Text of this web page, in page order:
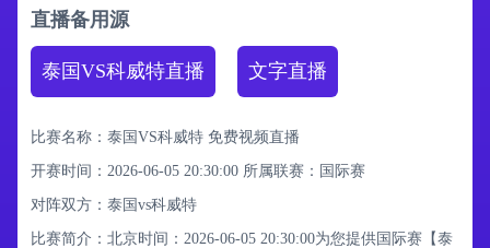
直播备用源
泰国VS科威特直播 文字直播
比赛名称：泰国VS科威特 免费视频直播
开赛时间：2026-06-05 20:30:00 所属联赛： 国际赛
对阵双方：泰国vs科威特
比赛简介：北京时间：2026-06-05 20:30:00为您提供国际赛【泰